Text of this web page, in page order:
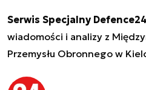
Serwis Specjalny Defence24
wiadomości i analizy z
Przemysłu Obronnego w